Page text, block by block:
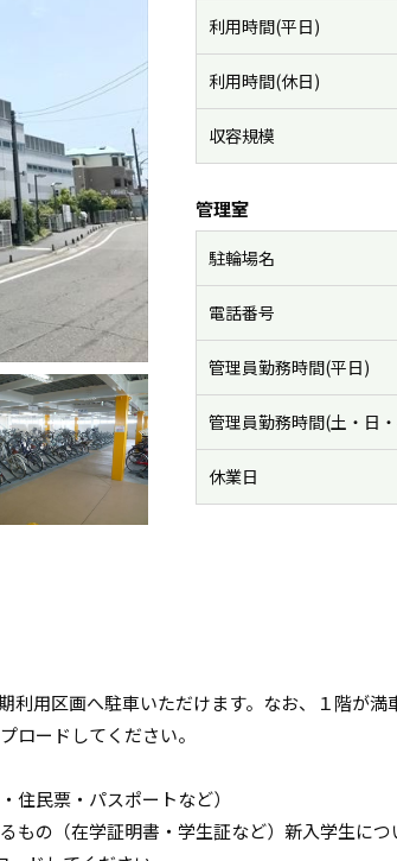
利用時間(平日)
利用時間(休日)
収容規模
管理室
駐輪場名
電話番号
管理員勤務時間(平日)
管理員勤務時間(土・日
休業日
用区画へ駐車いただけます。なお、１階が満
ロードしてください。
住民票・パスポートなど）
もの（在学証明書・学生証など）新入学生に